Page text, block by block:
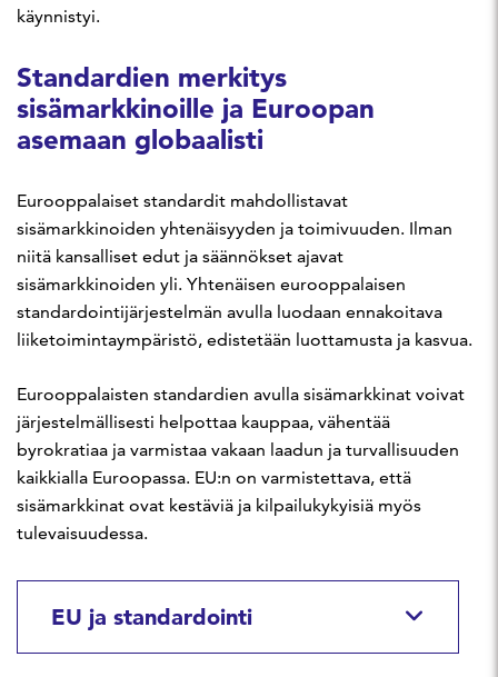
käynnistyi.
Standardien merkitys
sisämarkkinoille ja Euroopan
asemaan globaalisti
Eurooppalaiset standardit mahdollistavat
sisämarkkinoiden yhtenäisyyden ja toimivuuden. Ilman
niitä kansalliset edut ja säännökset ajavat
sisämarkkinoiden yli. Yhtenäisen eurooppalaisen
standardointijärjestelmän avulla luodaan ennakoitava
liiketoimintaympäristö, edistetään luottamusta ja kasvua.
Eurooppalaisten standardien avulla sisämarkkinat voivat
järjestelmällisesti helpottaa kauppaa, vähentää
byrokratiaa ja varmistaa vakaan laadun ja turvallisuuden
kaikkialla Euroopassa. EU:n on varmistettava, että
sisämarkkinat ovat kestäviä ja kilpailukykyisiä myös
tulevaisuudessa.
EU ja standardointi